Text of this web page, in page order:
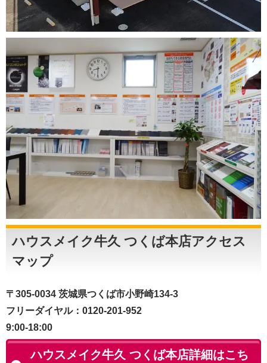
ハウスメイク牛久 つくば本店アクセス
マップ
〒305-0034 茨城県つくば市小野崎134-3
フリーダイヤル：0120-201-952
9:00-18:00
ハウスメイク牛久 つくば本店詳細はこち